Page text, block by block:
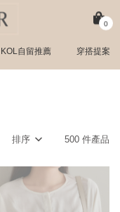
0
KOL自留推薦 穿搭提案
排序 500 件產品